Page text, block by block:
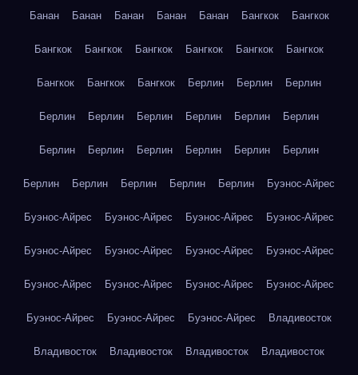
Банан Банан Банан Банан Банан Бангкок Бангкок
Бангкок Бангкок Бангкок Бангкок Бангкок Бангкок
Бангкок Бангкок Бангкок Берлин Берлин Берлин
Берлин Берлин Берлин Берлин Берлин Берлин
Берлин Берлин Берлин Берлин Берлин Берлин
Берлин Берлин Берлин Берлин Берлин Буэнос-Айрес
Буэнос-Айрес Буэнос-Айрес Буэнос-Айрес Буэнос-Айрес
Буэнос-Айрес Буэнос-Айрес Буэнос-Айрес Буэнос-Айрес
Буэнос-Айрес Буэнос-Айрес Буэнос-Айрес Буэнос-Айрес
Буэнос-Айрес Буэнос-Айрес Буэнос-Айрес Владивосток
Владивосток Владивосток Владивосток Владивосток